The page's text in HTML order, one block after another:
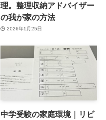
理。整理収納アドバイザー
の我が家の方法
2026年1月25日
中学受験の家庭環境｜リビ